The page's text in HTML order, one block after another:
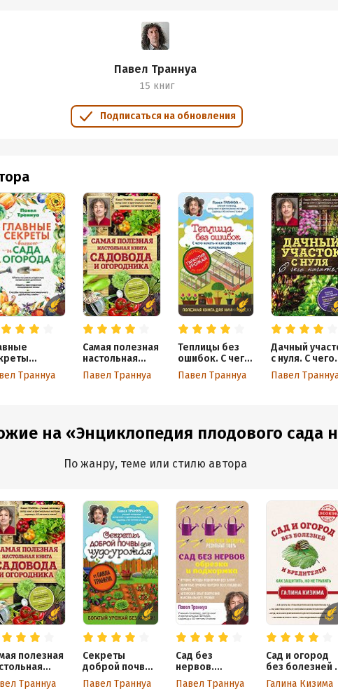
Павел Траннуа
15 книг
Подписаться на обновления
сада и
Траннуа
Самая полезная
настольная
книга садовода
и огородника
Павел Траннуа
Теплицы без
ошибок. С чего
начать и как
эффективно
Павел Траннуа
Дачный
с нуля. С чего
начать?
Павел
на «Энциклопедия плодового сада
По жанру, теме или стилю автора
полезная
садовода
Траннуа
Секреты
доброй почвы
для чудо-
урожая
Павел Траннуа
Сад без
нервов.
Обрезка и
подкормка
Павел Траннуа
Сад и огород
без болезней
вредителей.
Как защитить,
Галина Кизима